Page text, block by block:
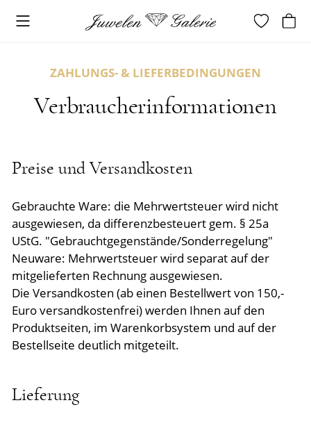
ZAHLUNGS- & LIEFER­BEDINGUNGEN
Verbraucher­informationen
Preise und Versandkosten
Gebrauchte Ware: die Mehrwertsteuer wird nicht
ausgewiesen, da differenzbesteuert gem. § 25a
UStG. "Gebrauchtgegenstände/Sonderregelung"
Neuware: Mehrwertsteuer wird separat auf der
mitgelieferten Rechnung ausgewiesen.
Die Versandkosten (ab einen Bestellwert von 150,-
Euro versandkostenfrei) werden Ihnen auf den
Produktseiten, im Warenkorbsystem und auf der
Bestellseite deutlich mitgeteilt.
Lieferung